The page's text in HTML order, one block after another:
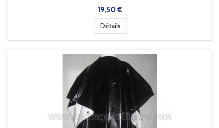
Prix
19,50 €
Détails